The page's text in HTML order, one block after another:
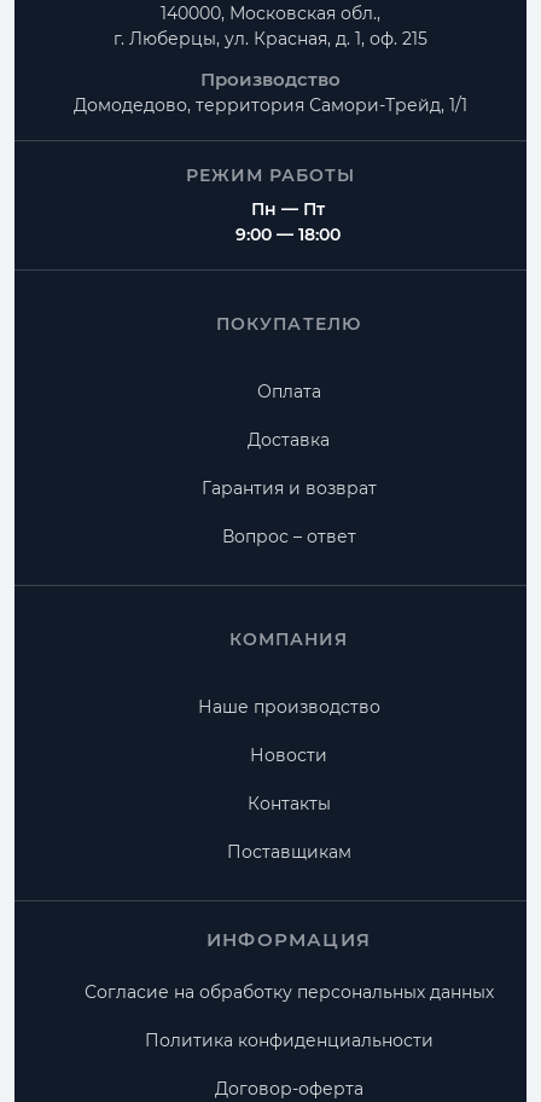
140000, Московская обл.,
г. Люберцы, ул. Красная, д. 1, оф. 215
Производство
Домодедово, территория Самори-Трейд, 1/1
РЕЖИМ РАБОТЫ
Пн — Пт
9:00 — 18:00
ПОКУПАТЕЛЮ
Оплата
Доставка
Гарантия и возврат
Вопрос – ответ
КОМПАНИЯ
Наше производство
Новости
Контакты
Поставщикам
ИНФОРМАЦИЯ
Согласие на обработку персональных данных
Политика конфиденциальности
Договор-оферта